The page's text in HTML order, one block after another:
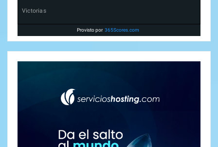
Victorias
Provisto por 365Scores.com